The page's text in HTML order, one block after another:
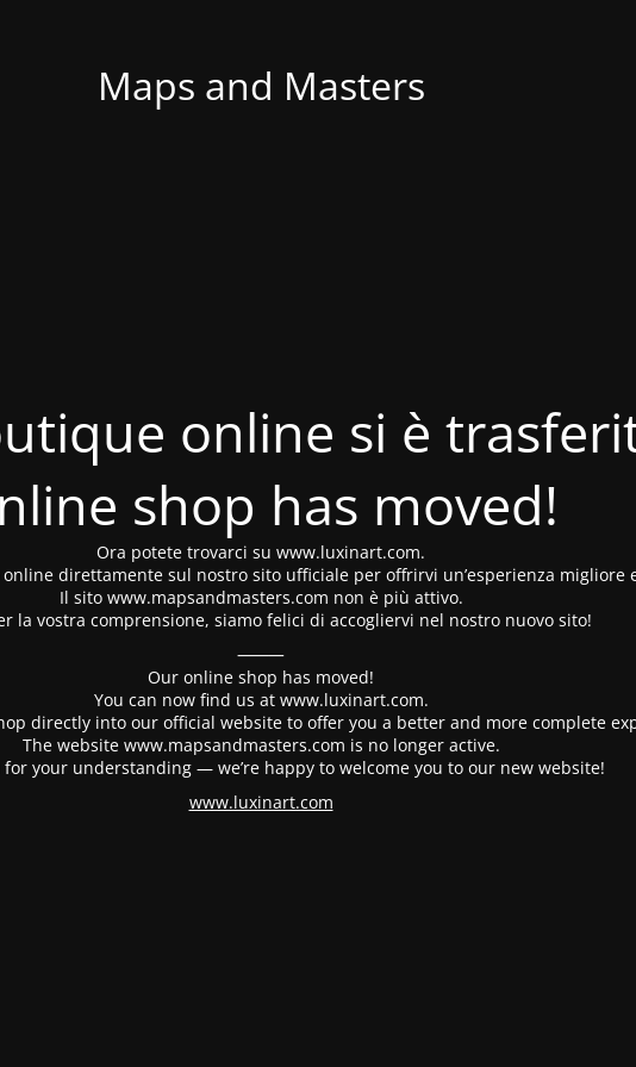
Maps and Masters
online si è
shop has moved!
Ora potete trovarci su www.luxinart.com.
direttamente sul nostro sito ufficiale per offrirvi un’esperienza migliore
Il sito www.mapsandmasters.com non è più attivo.
la vostra comprensione, siamo felici di accogliervi nel nostro nuovo sito!
⸻
Our online shop has moved!
You can now find us at www.luxinart.com.
directly into our official website to offer you a better and more complete
The website www.mapsandmasters.com is no longer active.
for your understanding — we’re happy to welcome you to our new website!
www.luxinart.com